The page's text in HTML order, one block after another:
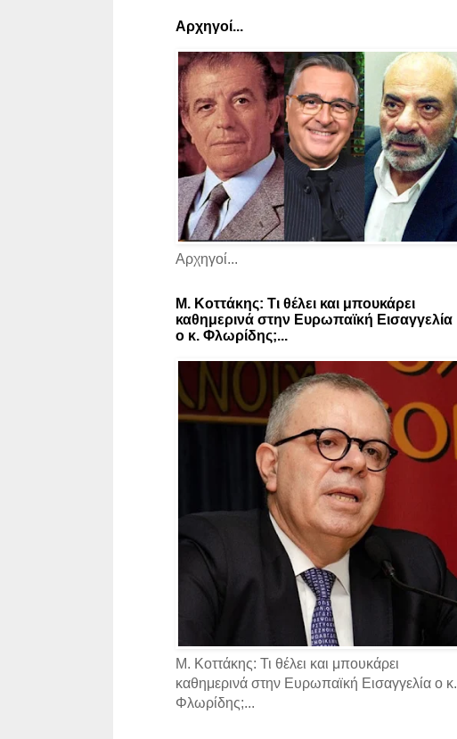
Αρχηγοί...
Αρχηγοί...
Μ. Κοττάκης: Τι θέλει και μπουκάρει
καθημερινά στην Ευρωπαϊκή Εισαγγελία
ο κ. Φλωρίδης;...
Μ. Κοττάκης: Τι θέλει και μπουκάρει
καθημερινά στην Ευρωπαϊκή Εισαγγελία ο κ.
Φλωρίδης;...